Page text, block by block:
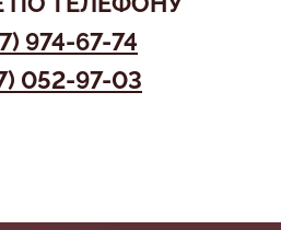
974-67-74
052-97-03